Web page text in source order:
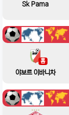
Sk Pama
홈
야보르 이바니차